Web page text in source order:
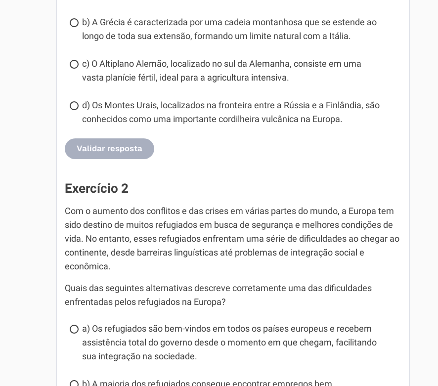
b) A Grécia é caracterizada por uma cadeia montanhosa que se estende ao
longo de toda sua extensão, formando um limite natural com a Itália.
c) O Altiplano Alemão, localizado no sul da Alemanha, consiste em uma
vasta planície fértil, ideal para a agricultura intensiva.
d) Os Montes Urais, localizados na fronteira entre a Rússia e a Finlândia, são
conhecidos como uma importante cordilheira vulcânica na Europa.
Validar resposta
Exercício 2
Com o aumento dos conflitos e das crises em várias partes do mundo, a Europa tem
sido destino de muitos refugiados em busca de segurança e melhores condições de
vida. No entanto, esses refugiados enfrentam uma série de dificuldades ao chegar ao
continente, desde barreiras linguísticas até problemas de integração social e
econômica.
Quais das seguintes alternativas descreve corretamente uma das dificuldades
enfrentadas pelos refugiados na Europa?
a) Os refugiados são bem-vindos em todos os países europeus e recebem
assistência total do governo desde o momento em que chegam, facilitando
sua integração na sociedade.
b) A maioria dos refugiados consegue encontrar empregos bem